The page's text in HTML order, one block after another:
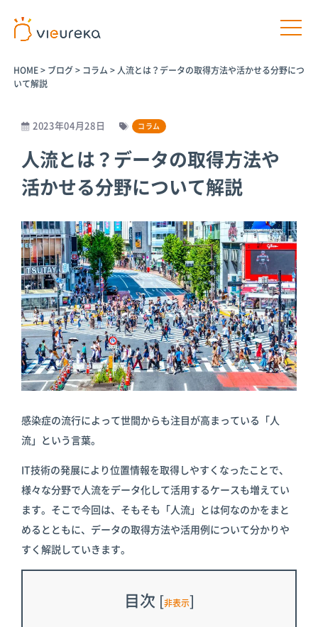
プラットフ
ォームサー
Vieureka
Manager
Vieurekaカ
メラ
SDK
スターターキ
ット
パートナー
プログラム
パートナー一
覧
パートナー商
品
AIカメラ活用
のご相談
パートナー
商品
介護施設
病院
工場
オフィス
商業施設
倉庫
AIカメラ活
用の相談
HOME> ブログ> コラム > 人流とは？データの取得方法や活かせる分野につ
いて解説
2023年04月28日 コラム
人流とは？データの取得方法や
活かせる分野について解説
感染症の流行によって世間からも注目が高まっている「人
流」という言葉。
IT技術の発展により位置情報を取得しやすくなったことで、
様々な分野で人流をデータ化して活用するケースも増えてい
ます。そこで今回は、そもそも「人流」とは何なのかをまと
めるとともに、データの取得方法や活用例について分かりや
すく解説していきます。
目次 [非表示]